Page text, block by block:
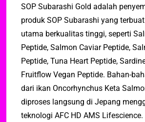
SOP Subarashi Gold adalah
produk SOP Subarashi yang
utama berkualitas tinggi, seperti
Peptide, Salmon Caviar Peptide,
Peptide, Tuna Heart Peptide,
Fruitflow Vegan Peptide. Bahan-
dari ikan Oncorhynchus Keta
diproses langsung di Jepang
teknologi AFC HD AMS Lifescience.